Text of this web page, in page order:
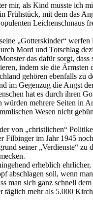
mir, als Kind musste ich
Frühstück, mit dem das
Leichenschmaus
„Gotterskinder“
Mord und Totschlag
das dafür sorgt,
indem sie die
gehören ebenfalls zu
im Gegenzug die Angst
hat es durch ihren
mehrere Seiten in
Wesen nicht
von „christlichen“
im Jahr 1945
seiner „Verdienste“
erheblich
abschlagen soll, wenn
man sich ganz schnell
täglich mehr als 5.000